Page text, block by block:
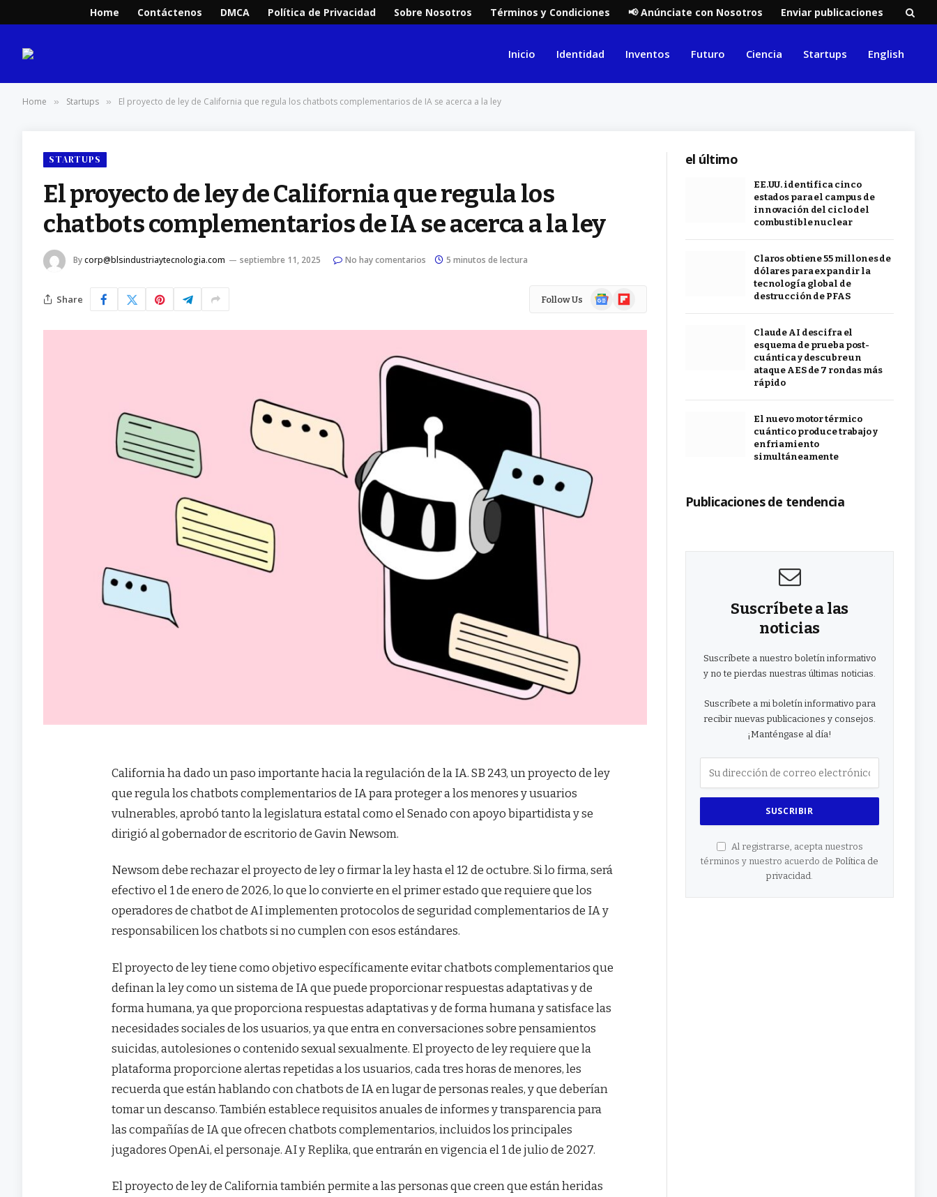
Home Contáctenos DMCA Política de Privacidad Sobre Nosotros Términos y Condiciones 📢 Anúnciate con Nosotros Enviar publicaciones
Inicio Identidad Inventos Futuro Ciencia Startups English
Home » Startups » El proyecto de ley de California que regula los chatbots complementarios de IA se acerca a la ley
STARTUPS
El proyecto de ley de California que regula los
chatbots complementarios de IA se acerca a la ley
Bycorp@blsindustriaytecnologia.com septiembre 11, 2025 No hay comentarios 5 minutos de lectura
Share Follow Us
GoogleFlipboard
California ha dado un paso importante hacia la regulación de la IA. SB 243, un proyecto de ley
que regula los chatbots complementarios de IA para proteger a los menores y usuarios
vulnerables, aprobó tanto la legislatura estatal como el Senado con apoyo bipartidista y se
dirigió al gobernador de escritorio de Gavin Newsom.
Newsom debe rechazar el proyecto de ley o firmar la ley hasta el 12 de octubre. Si lo firma, será
efectivo el 1 de enero de 2026, lo que lo convierte en el primer estado que requiere que los
operadores de chatbot de AI implementen protocolos de seguridad complementarios de IA y
responsabilicen los chatbots si no cumplen con esos estándares.
El proyecto de ley tiene como objetivo específicamente evitar chatbots complementarios que
definan la ley como un sistema de IA que puede proporcionar respuestas adaptativas y de
forma humana, ya que proporciona respuestas adaptativas y de forma humana y satisface las
necesidades sociales de los usuarios, ya que entra en conversaciones sobre pensamientos
suicidas, autolesiones o contenido sexual sexualmente. El proyecto de ley requiere que la
plataforma proporcione alertas repetidas a los usuarios, cada tres horas de menores, les
recuerda que están hablando con chatbots de IA en lugar de personas reales, y que deberían
tomar un descanso. También establece requisitos anuales de informes y transparencia para
las compañías de IA que ofrecen chatbots complementarios, incluidos los principales
jugadores OpenAi, el personaje. AI y Replika, que entrarán en vigencia el 1 de julio de 2027.
El proyecto de ley de California también permite a las personas que creen que están heridas
el último
EE.UU. identifica cinco
estados para el campus de
innovación del ciclo del
combustible nuclear
Claros obtiene 55 millones de
dólares para expandir la
tecnología global de
destrucción de PFAS
Claude AI descifra el
esquema de prueba post-
cuántica y descubre un
ataque AES de 7 rondas más
rápido
El nuevo motor térmico
cuántico produce trabajo y
enfriamiento
simultáneamente
Publicaciones de tendencia
Suscríbete a las
noticias
Suscríbete a nuestro boletín informativo
y no te pierdas nuestras últimas noticias.
Suscríbete a mi boletín informativo para
recibir nuevas publicaciones y consejos.
¡Manténgase al día!
Al registrarse, acepta nuestros
términos y nuestro acuerdo de Política de
privacidad.